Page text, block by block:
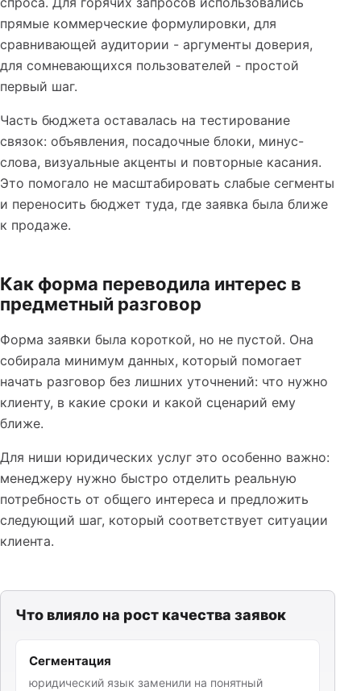
прямые коммерческие формулировки, для
сравнивающей аудитории - аргументы доверия,
для сомневающихся пользователей - простой
первый шаг.
Часть бюджета оставалась на тестирование
связок: объявления, посадочные блоки, минус-
слова, визуальные акценты и повторные касания.
Это помогало не масштабировать слабые сегменты
и переносить бюджет туда, где заявка была ближе
к продаже.
Как форма переводила интерес в
предметный разговор
Форма заявки была короткой, но не пустой. Она
собирала минимум данных, который помогает
начать разговор без лишних уточнений: что нужно
клиенту, в какие сроки и какой сценарий ему
ближе.
Для ниши юридических услуг это особенно важно:
менеджеру нужно быстро отделить реальную
потребность от общего интереса и предложить
следующий шаг, который соответствует ситуации
клиента.
Что влияло на рост качества заявок
Сегментация
юридический язык заменили на понятный